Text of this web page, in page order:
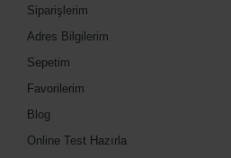
Siparişlerim
Adres Bilgilerim
Sepetim
Favorilerim
Blog
Online Test Hazırla